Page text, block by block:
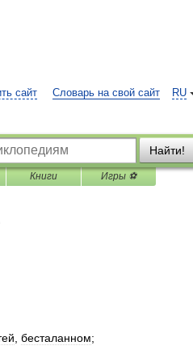
RU
сайт Словарь на свой сайт
Найти!
Книги Игры ⚽
бесталанном;